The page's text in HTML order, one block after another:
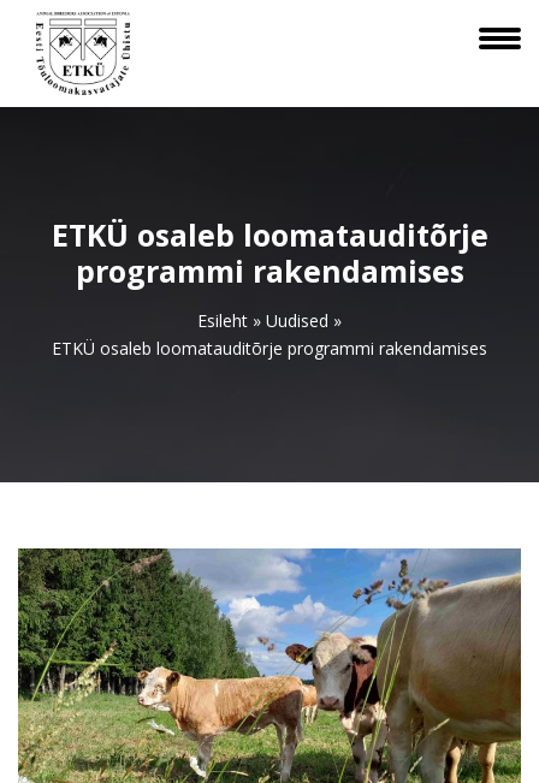
ETKÜ osaleb loomatauditõrje
programmi rakendamises
Esileht » Uudised »
ETKÜ osaleb loomatauditõrje programmi rakendamises